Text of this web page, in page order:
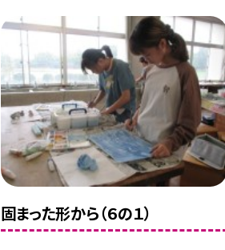
固まった形から（６の１）